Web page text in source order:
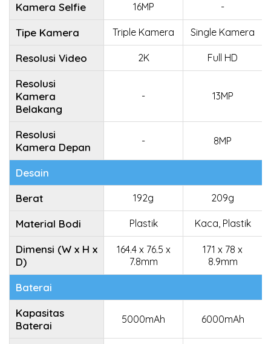
Kamera Selfie 16MP -
Tipe Kamera Triple Kamera Single Kamera
Resolusi Video 2K Full HD
Resolusi
Kamera
Belakang
- 13MP
Resolusi
Kamera Depan
- 8MP
Desain
Berat
192g 209g
Material Bodi Plastik Kaca, Plastik
Dimensi (W x H x
D)
164.4 x 76.5 x
7.8mm
171 x 78 x
8.9mm
Baterai
Kapasitas
Baterai
5000mAh 6000mAh